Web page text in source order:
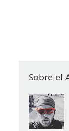
Sobre el